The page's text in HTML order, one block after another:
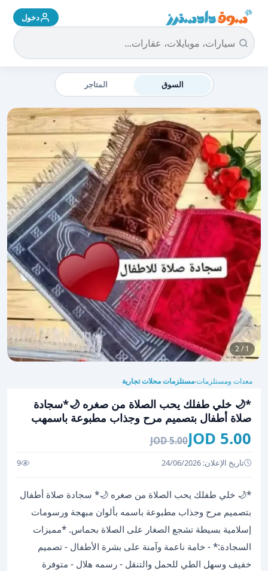
سوق دادسترز الرئيسية دخول
السوق المتاجر
1 / 2
معدات ومستلزمات›مستلزمات محلات تجارية
*🌙 خلي طفلك يحب الصلاة من صغره 🌙*سجادة
صلاة أطفال بتصميم مرح وجذاب مطبوعة باسمهب
5.00 JOD
5.00 JOD
تاريخ الإعلان: 24/06/2026 9
*🌙 خلي طفلك يحب الصلاة من صغره 🌙* سجادة صلاة أطفال
بتصميم مرح وجذاب مطبوعة باسمه بألوان مبهجة ورسومات
إسلامية بسيطة تشجع الصغار على الصلاة بحماس. *مميزات
السجادة:* - خامة ناعمة وآمنة على بشرة الأطفال - تصميم
خفيف وسهل الطي للحمل والتنقل - رسمه هلال - متوفرة